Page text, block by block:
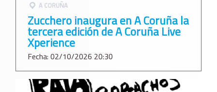
A CORUÑA
Zucchero inaugura en A Coruña la
tercera edición de A Coruña Live
Xperience
Fecha: 02/10/2026 20:30